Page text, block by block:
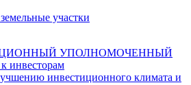
участки
УПОЛНОМОЧЕННЫЙ
инвесторам
инвестиционного климата и